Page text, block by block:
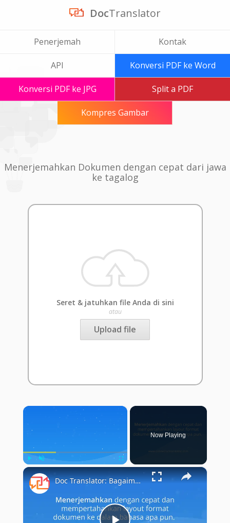
DocTranslator
Penerjemah Kontak
API Konversi PDF ke Word
Konversi PDF ke JPG Split a PDF
Kompres Gambar
Menerjemahkan Dokumen dengan cepat dari jawa
ke tagalog
Seret & jatuhkan file Anda di sini
atau
Upload file
×
Play Unmute Fullscreen
Now Playing
×
Doc Translator: Bagaimana cara menggunakan penerjemah dokumen?